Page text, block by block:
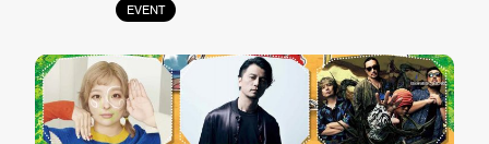
EVENT